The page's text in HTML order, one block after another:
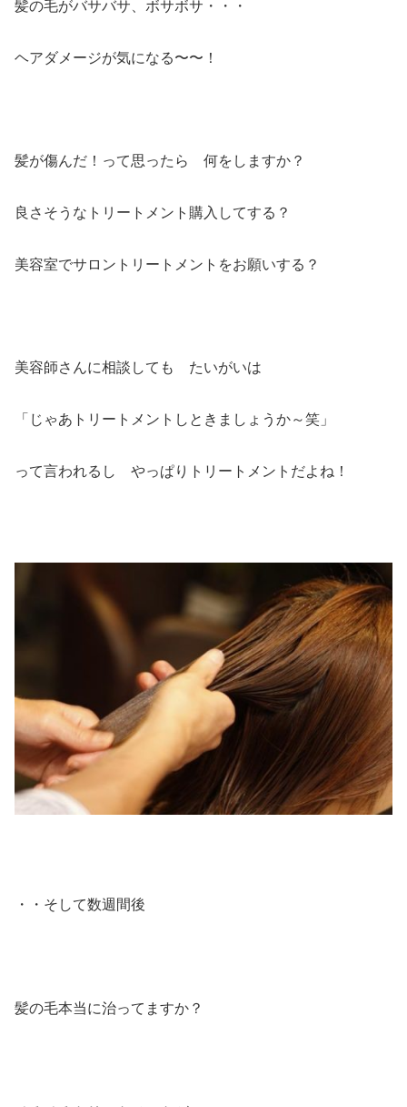
髪の毛がバサバサ、ボサボサ・・・
ヘアダメージが気になる〜〜！
髪が傷んだ！って思ったら 何をしますか？
良さそうなトリートメント購入してする？
美容室でサロントリートメントをお願いする？
美容師さんに相談しても たいがいは
「じゃあトリートメントしときましょうか～笑」
って言われるし やっぱりトリートメントだよね！
・・そして数週間後
髪の毛本当に治ってますか？